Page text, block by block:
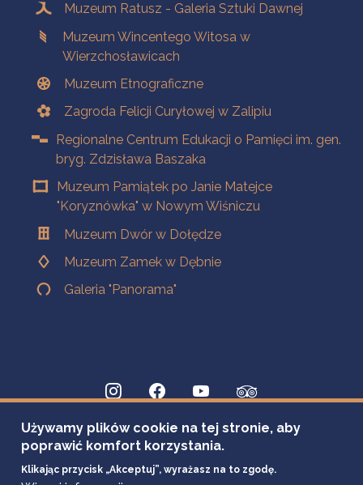
Muzeum Ratusz - Galeria Sztuki Dawnej
Muzeum Wincentego Witosa w
Wierzchosławicach
Muzeum Etnograficzne
Zagroda Felicji Curyłowej w Zalipiu
Regionalne Centrum Edukacji o Pamięci im. gen.
bryg. Zdzisława Baszaka
Muzeum Pamiątek po Janie Matejce
"Koryznówka" w Nowym Wiśniczu
Muzeum Dwór w Dołędze
Muzeum Zamek w Dębnie
Galeria "Panorama"
Używamy plików cookie na tej stronie, aby
poprawić komfort korzystania.
Klikając przycisk „Akceptuj”, wyrażasz na to zgodę.